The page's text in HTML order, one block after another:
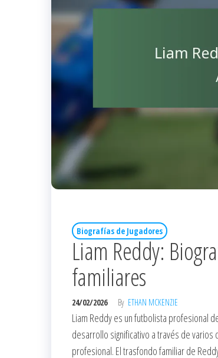
Biografías de Jugadores
Liam Reddy:
familiares
24/02/2026 By ETHAN MCKENZIE
Liam Reddy es un futbolista profesional
desarrollo significativo a través de
profesional. El trasfondo familiar de